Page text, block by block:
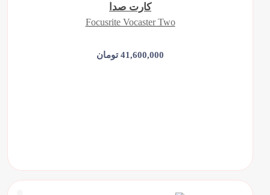
کارت صدا
Focusrite Vocaster Two
41,600,000 تومان